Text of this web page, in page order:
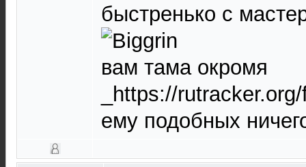
быстренько с
вам тама окромя
_https://
ему подобных